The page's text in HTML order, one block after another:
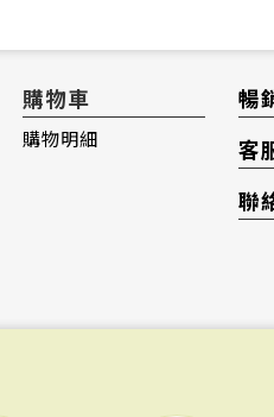
購物車
購物明細
暢
客
聯